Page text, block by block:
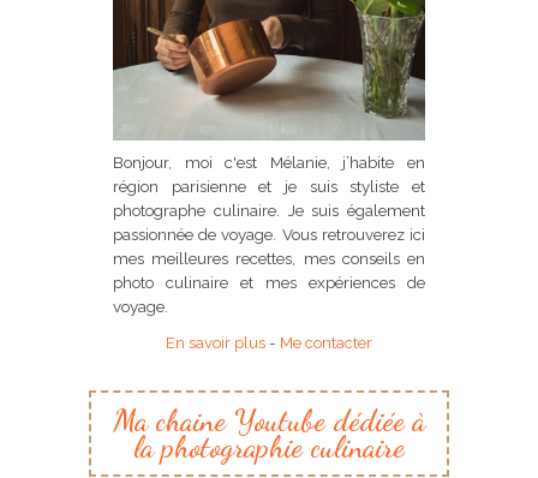
Bonjour, moi c'est Mélanie, j’habite en
région parisienne et je suis styliste et
photographe culinaire. Je suis également
passionnée de voyage. Vous retrouverez ici
mes meilleures recettes, mes conseils en
photo culinaire et mes expériences de
voyage.
En savoir plus - Me contacter
Ma chaine Youtube dédiée à
la photographie culinaire